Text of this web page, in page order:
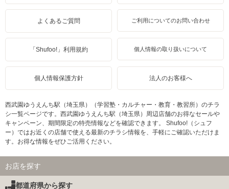
よくあるご質問 ご利用についてのお問い合わせ
「Shufoo!」利用規約 個人情報の取り扱いについて
個人情報保護方針 法人のお客様へ
西武園ゆうえんち駅（埼玉県）（学習塾・カルチャー・教育・教習所）のチラ
シ一覧ページです。西武園ゆうえんち駅（埼玉県）周辺店舗のお得なセールや
キャンペーン、期間限定の特売情報などを確認できます。 Shufoo!（シュフ
ー）ではお近くの店舗で使える最新のチラシ情報を、手軽にご確認いただけま
す。お得な情報をぜひご活用ください。
お店を探す
都道府県から探す